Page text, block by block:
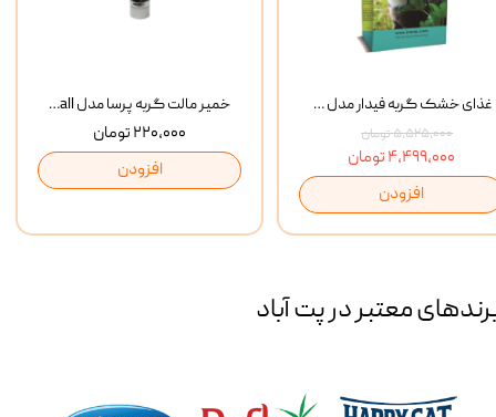
خمیر مالت گربه پرسا مدل Anti Hairball وزن 110 گرم
۲۲۰,۰۰۰ تومان
افزودن
غذای خشک گربه فیدار مدل Adult وزن 10 کیلوگرم
۵,۵۲۵,۰۰۰ تومان
۴,۴۹۹,۰۰۰ تومان
افزودن
معتبر در پت آباد